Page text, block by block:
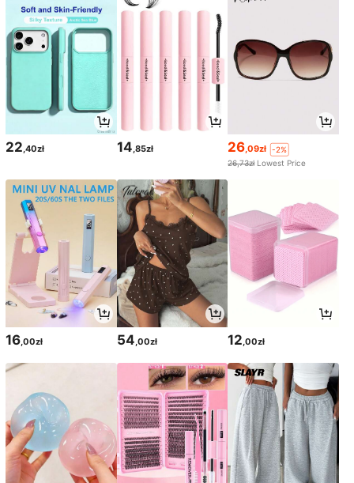
22,40zł 14,85zł 26,09zł
-2%
26,73zł Lowest Price
16 ,00zł 54 ,00zł 12 ,00zł